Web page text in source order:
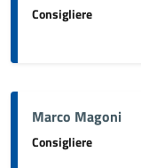
Consigliere
Marco Magoni
Consigliere